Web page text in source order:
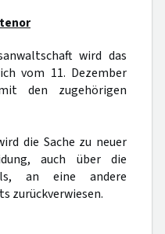
wird das
vom 11. Dezember
den zugehörigen
die Sache zu neuer
auch über die
an eine andere
zurückverwiesen.